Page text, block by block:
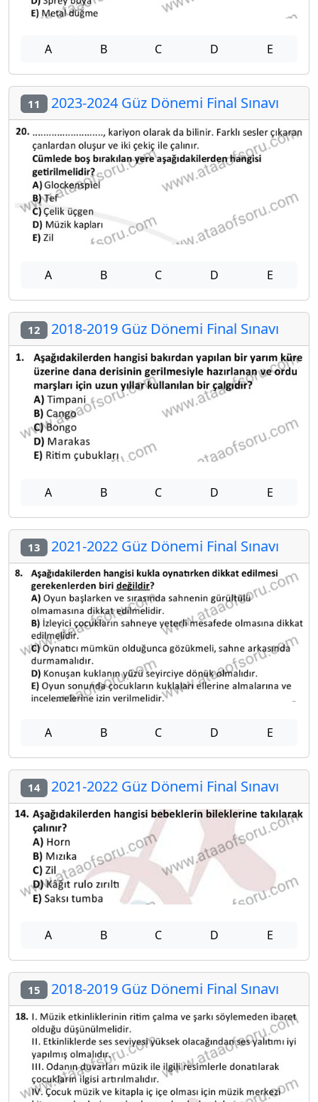
A B C D E
11 2023-2024 Güz Dönemi Final Sınavı
A B C D E
12 2018-2019 Güz Dönemi Final Sınavı
A B C D E
13 2021-2022 Güz Dönemi Final Sınavı
A B C D E
14 2021-2022 Güz Dönemi Final Sınavı
A B C D E
15 2018-2019 Güz Dönemi Final Sınavı